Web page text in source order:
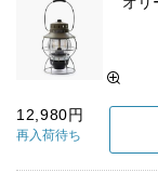
12,980円
再入荷待ち